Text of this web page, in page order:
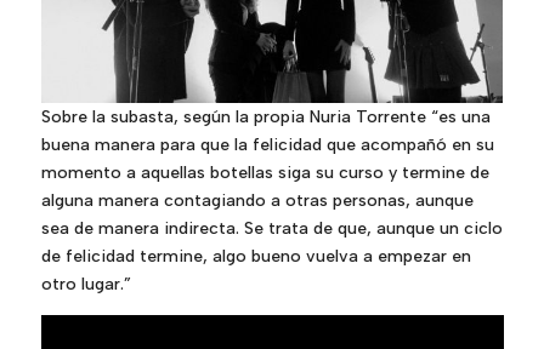
Sobre la subasta, según la propia Nuria Torrente “es una
buena manera para que la felicidad que acompañó en su
momento a aquellas botellas siga su curso y termine de
alguna manera contagiando a otras personas, aunque
sea de manera indirecta. Se trata de que, aunque un ciclo
de felicidad termine, algo bueno vuelva a empezar en
otro lugar.”